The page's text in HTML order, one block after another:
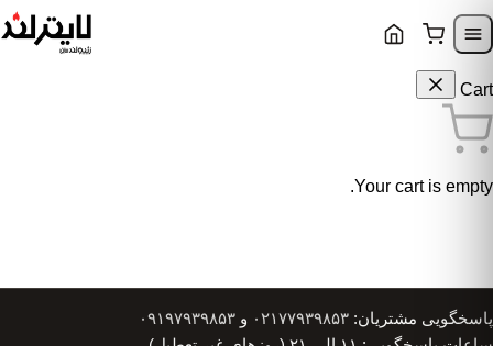
Skip to navigation
Cart
Your cart is empty.
پاسخگویی مشتریان: ۰۲۱۷۷۹۳۹۸۵۳ و ۰۹۱۹۷۹۳۹۸۵۳